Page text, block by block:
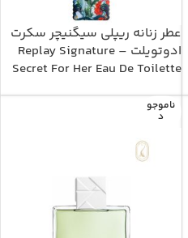
عطر زنانه ریپلی سیگنیچر سکرت
ادوتویلت – Replay Signature
Secret For Her Eau De Toilette
ناموجو
د